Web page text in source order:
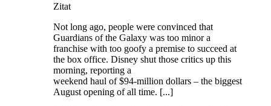
Zitat
Not long ago, people were convinced that
Guardians of the Galaxy was too minor a
franchise with too goofy a premise to succeed at
the box office. Disney shut those critics up this
morning, reporting a
weekend haul of $94-million dollars – the biggest
August opening of all time. [...]